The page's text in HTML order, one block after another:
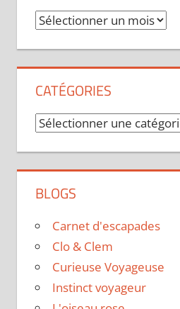
Archives
CATÉGORIES
Catégories
BLOGS
Carnet d'escapades
Clo & Clem
Curieuse Voyageuse
Instinct voyageur